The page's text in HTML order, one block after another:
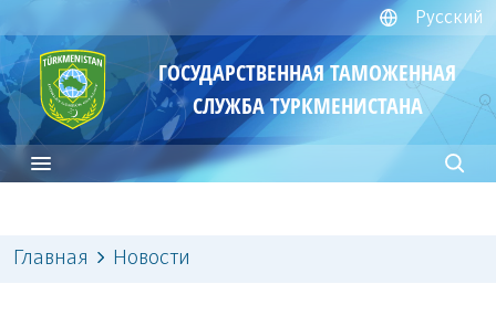
Русский
ГОСУДАРСТВЕННАЯ ТАМОЖЕННАЯ
СЛУЖБА ТУРКМЕНИСТАНА
Главная Новости